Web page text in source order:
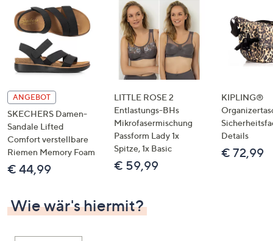
wischen
Sie
Touch-
Geräten
links
bzw.
rechts,
um
diese
anzuzeigen.
ANGEBOT
SKECHERS Damen-
Sandale Lifted
Comfort verstellbare
Riemen Memory Foam
€ 44,99
LITTLE ROSE 2
Entlastungs-BHs
Mikrofasermischung
Passform Lady 1x
Spitze, 1x Basic
€ 59,99
KIPLING®
Details
€ 72,99
Wie wär's hiermit?